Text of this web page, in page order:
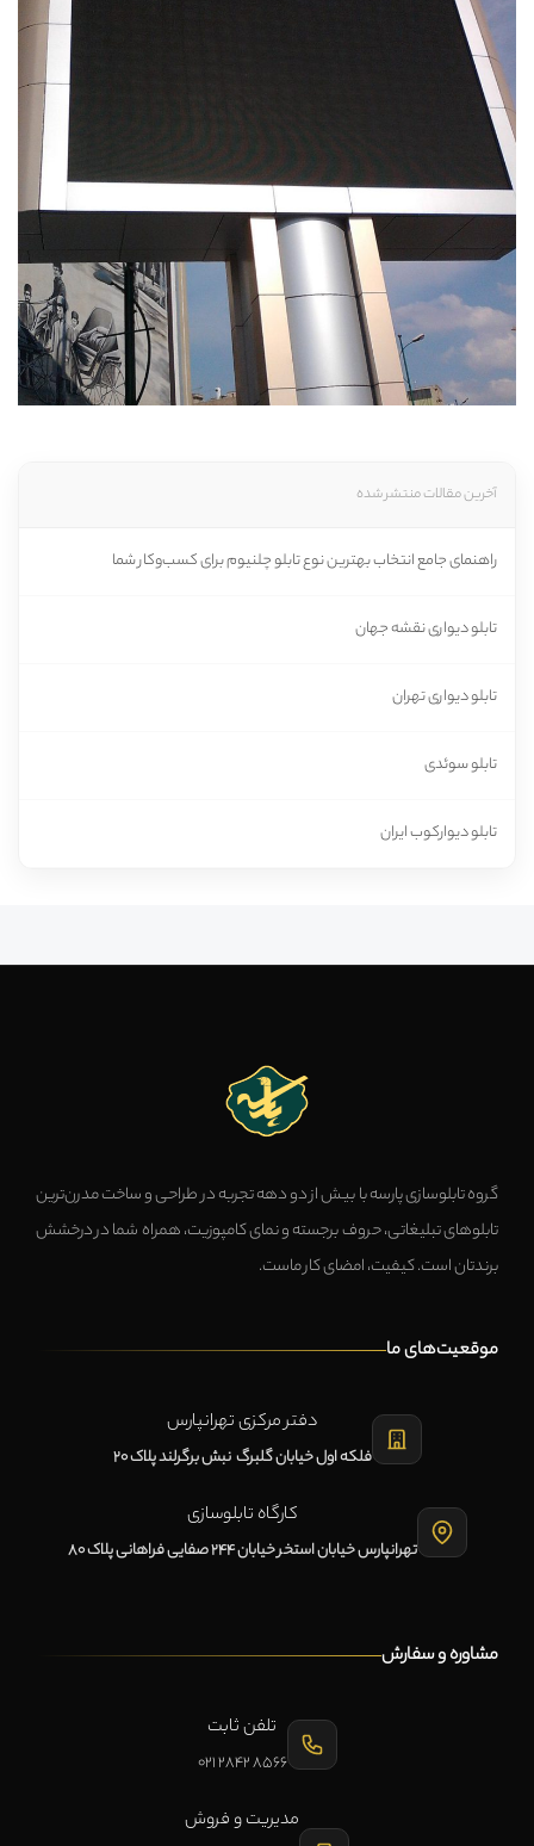
آخرین مقالات منتشر شده
راهنمای جامع انتخاب بهترین نوع تابلو چلنیوم برای کسب‌وکار شما
تابلو دیواری نقشه جهان
تابلو دیواری تهران
تابلو سوئدی
تابلو دیوارکوب ایران
گروه تابلوسازی پارسه با بیش از دو دهه تجربه در طراحی و ساخت مدرن‌ترین
تابلوهای تبلیغاتی، حروف برجسته و نمای کامپوزیت، همراه شما در درخشش
برندتان است. کیفیت، امضای کار ماست.
موقعیت‌های ما
دفتر مرکزی تهرانپارس
فلکه اول خیابان گلبرگ نبش برگرلند پلاک 20
کارگاه تابلوسازی
تهرانپارس خیابان استخر خیابان 244 صفایی فراهانی پلاک 80
مشاوره و سفارش
تلفن ثابت
021 2842 8566
مدیریت و فروش